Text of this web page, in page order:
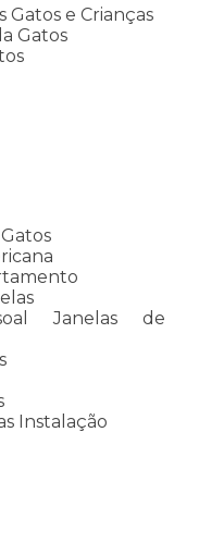
Gatos e Crianças
Gatos
Janelas de
Instalação